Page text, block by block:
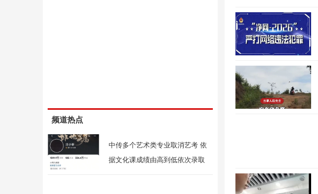
频道热点
中传多个艺术类专业取消艺考 依
据文化课成绩由高到低依次录取